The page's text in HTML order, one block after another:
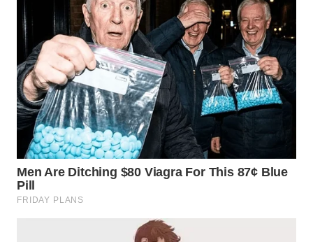
KUNINGAN
WN
MAJALENGKA
WN
SUBANG
WN
SUKABUMI
WN